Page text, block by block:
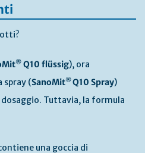
® Q10 flüssig), ora
spray (SanoMit®Q10 Spray)
Tuttavia, la formula
una goccia di